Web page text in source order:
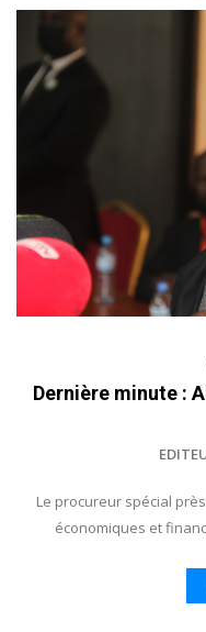
Dernière minute :
Le procureur spécial
économiques et